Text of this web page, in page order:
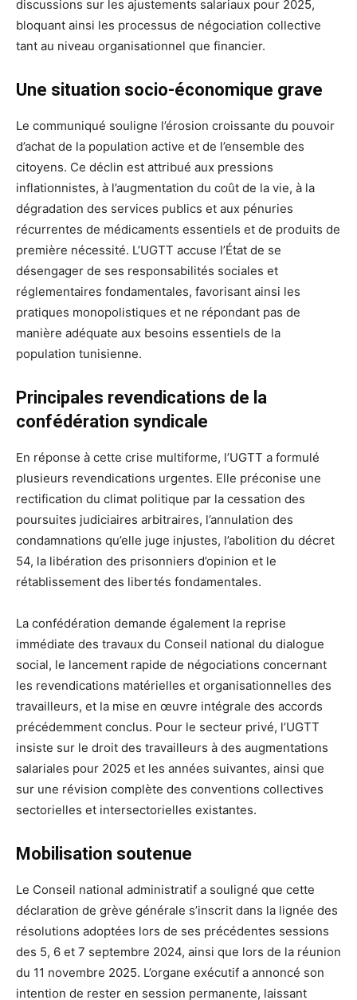
discussions sur les ajustements salariaux pour 2025,
bloquant ainsi les processus de négociation collective
tant au niveau organisationnel que financier.
Une situation socio-économique grave
Le communiqué souligne l’érosion croissante du pouvoir
d’achat de la population active et de l’ensemble des
citoyens. Ce déclin est attribué aux pressions
inflationnistes, à l’augmentation du coût de la vie, à la
dégradation des services publics et aux pénuries
récurrentes de médicaments essentiels et de produits de
première nécessité. L’UGTT accuse l’État de se
désengager de ses responsabilités sociales et
réglementaires fondamentales, favorisant ainsi les
pratiques monopolistiques et ne répondant pas de
manière adéquate aux besoins essentiels de la
population tunisienne.
Principales revendications de la
confédération syndicale
En réponse à cette crise multiforme, l’UGTT a formulé
plusieurs revendications urgentes. Elle préconise une
rectification du climat politique par la cessation des
poursuites judiciaires arbitraires, l’annulation des
condamnations qu’elle juge injustes, l’abolition du décret
54, la libération des prisonniers d’opinion et le
rétablissement des libertés fondamentales.
La confédération demande également la reprise
immédiate des travaux du Conseil national du dialogue
social, le lancement rapide de négociations concernant
les revendications matérielles et organisationnelles des
travailleurs, et la mise en œuvre intégrale des accords
précédemment conclus. Pour le secteur privé, l’UGTT
insiste sur le droit des travailleurs à des augmentations
salariales pour 2025 et les années suivantes, ainsi que
sur une révision complète des conventions collectives
sectorielles et intersectorielles existantes.
Mobilisation soutenue
Le Conseil national administratif a souligné que cette
déclaration de grève générale s’inscrit dans la lignée des
résolutions adoptées lors de ses précédentes sessions
des 5, 6 et 7 septembre 2024, ainsi que lors de la réunion
du 11 novembre 2025. L’organe exécutif a annoncé son
intention de rester en session permanente, laissant